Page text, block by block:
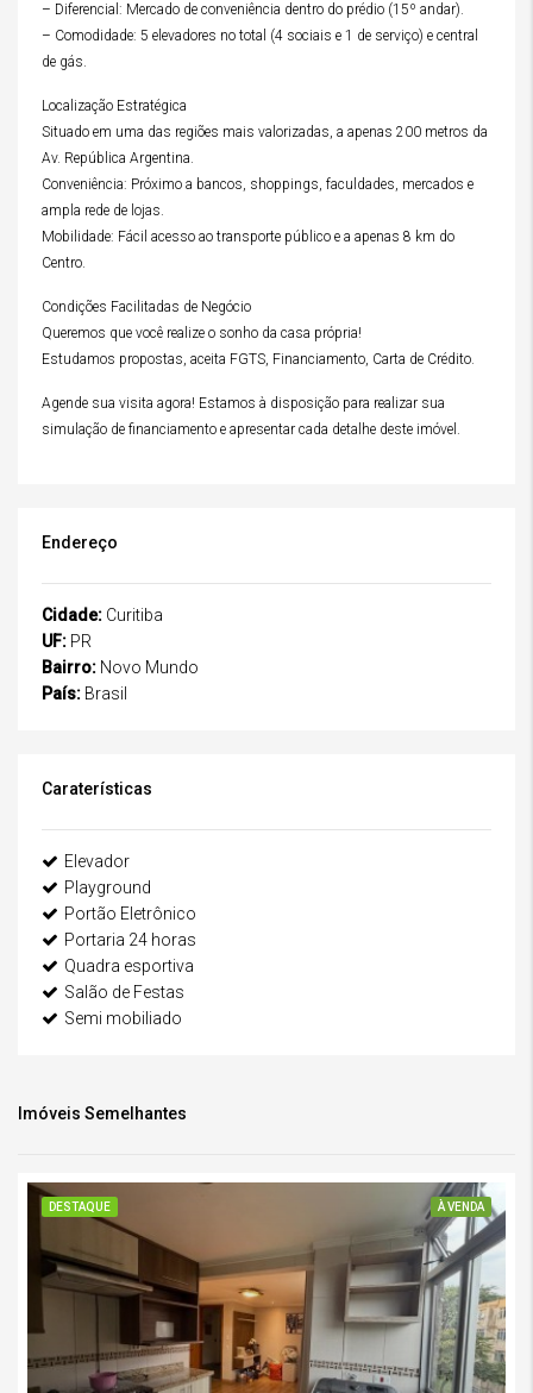
– Diferencial: Mercado de conveniência dentro do prédio (15º andar).
– Comodidade: 5 elevadores no total (4 sociais e 1 de serviço) e central
de gás.
Localização Estratégica
Situado em uma das regiões mais valorizadas, a apenas 200 metros da
Av. República Argentina.
Conveniência: Próximo a bancos, shoppings, faculdades, mercados e
ampla rede de lojas.
Mobilidade: Fácil acesso ao transporte público e a apenas 8 km do
Centro.
Condições Facilitadas de Negócio
Queremos que você realize o sonho da casa própria!
Estudamos propostas, aceita FGTS, Financiamento, Carta de Crédito.
Agende sua visita agora! Estamos à disposição para realizar sua
simulação de financiamento e apresentar cada detalhe deste imóvel.
Endereço
Cidade: Curitiba
UF: PR
Bairro: Novo Mundo
País: Brasil
Caraterísticas
Elevador
Playground
Portão Eletrônico
Portaria 24 horas
Quadra esportiva
Salão de Festas
Semi mobiliado
Imóveis Semelhantes
DESTAQUE À VENDA